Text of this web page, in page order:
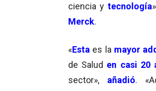
ciencia y tecnología
Merck.
«Esta es la mayor
de Salud en casi 20
sector», añadió.